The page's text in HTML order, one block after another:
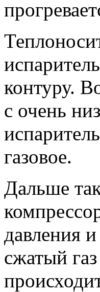
контуру.
с очень
газовое.
Дальше
давления
сжатый